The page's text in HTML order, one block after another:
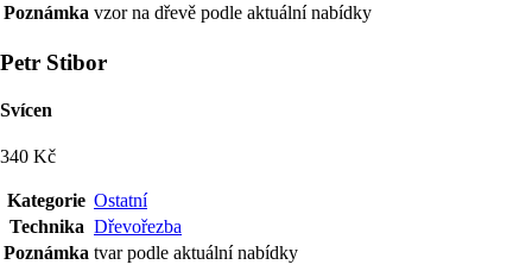
Poznámka vzor na dřevě podle aktuální nabídky
Petr Stibor
Svícen
340 Kč
Kategorie Ostatní
Technika Dřevořezba
Poznámka tvar podle aktuální nabídky